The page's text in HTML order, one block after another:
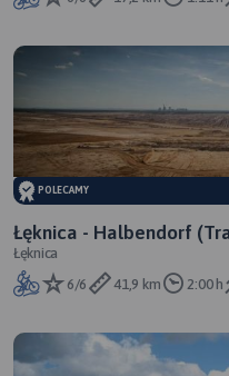
POLECAMY
Łęknica - Halbendorf
Mużakowa)
Łęknica
6/6
41,9 km 2:00 h